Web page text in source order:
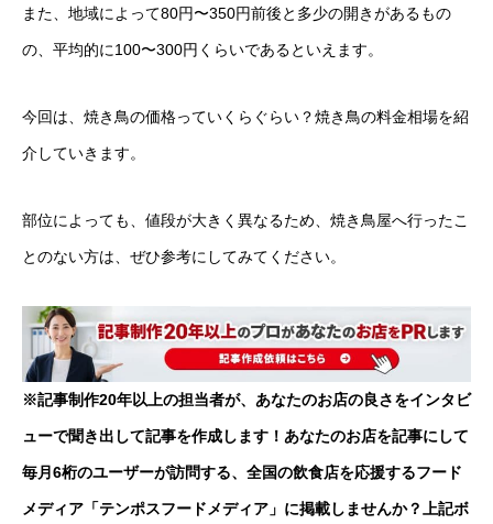
また、地域によって80円〜350円前後と多少の開きがあるもの
の、平均的に100〜300円くらいであるといえます。
今回は、焼き鳥の価格っていくらぐらい？焼き鳥の料金相場を紹
介していきます。
部位によっても、値段が大きく異なるため、焼き鳥屋へ行ったこ
とのない方は、ぜひ参考にしてみてください。
※記事制作20年以上の担当者が、あなたのお店の良さをインタビ
ューで聞き出して記事を作成します！あなたのお店を記事にして
毎月6桁のユーザーが訪問する、全国の飲食店を応援するフード
メディア「テンポスフードメディア」に掲載しませんか？上記ボ